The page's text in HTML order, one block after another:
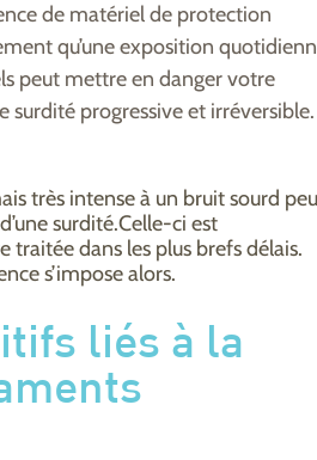
de matériel de protection
qu’une exposition
peut mettre en danger votre
progressive et irréversible.
très intense à un bruit sourd
surdité.Celle-ci est
dans les plus brefs délais.
s’impose alors.
liés à la